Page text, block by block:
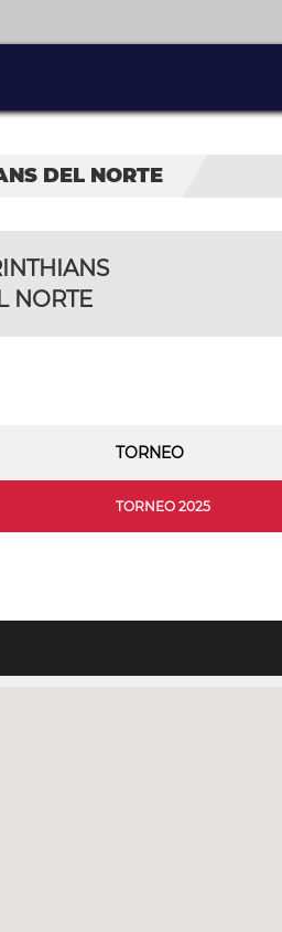
DEL NORTE
NORTE
TORNEO
TORNEO 2025